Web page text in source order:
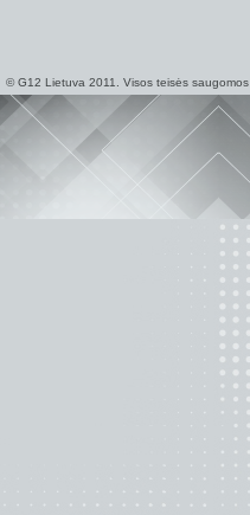
© G12 Lietuva 2011. Visos teisės saugomos